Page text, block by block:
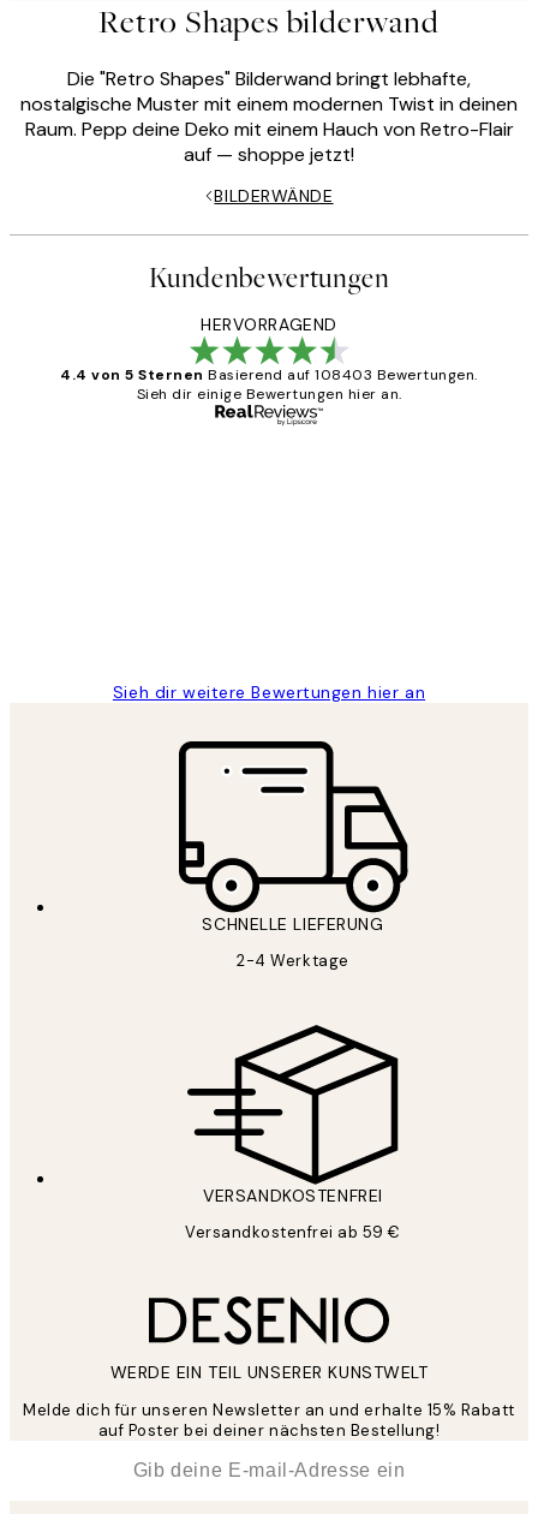
Retro Shapes bilderwand
Die "Retro Shapes" Bilderwand bringt lebhafte,
nostalgische Muster mit einem modernen Twist in deinen
Raum. Pepp deine Deko mit einem Hauch von Retro-Flair
auf — shoppe jetzt!
BILDERWÄNDE
Kundenbewertungen
HERVORRAGEND
4.4 von 5 Sternen Basierend auf 108403 Bewertungen.
Sieh dir einige Bewertungen hier an.
Sieh dir weitere Bewertungen hier an
SCHNELLE LIEFERUNG
2-4 Werktage
VERSANDKOSTENFREI
Versandkostenfrei ab 59 €
WERDE EIN TEIL UNSERER KUNSTWELT
Melde dich für unseren Newsletter an und erhalte 15% Rabatt
auf Poster bei deiner nächsten Bestellung!